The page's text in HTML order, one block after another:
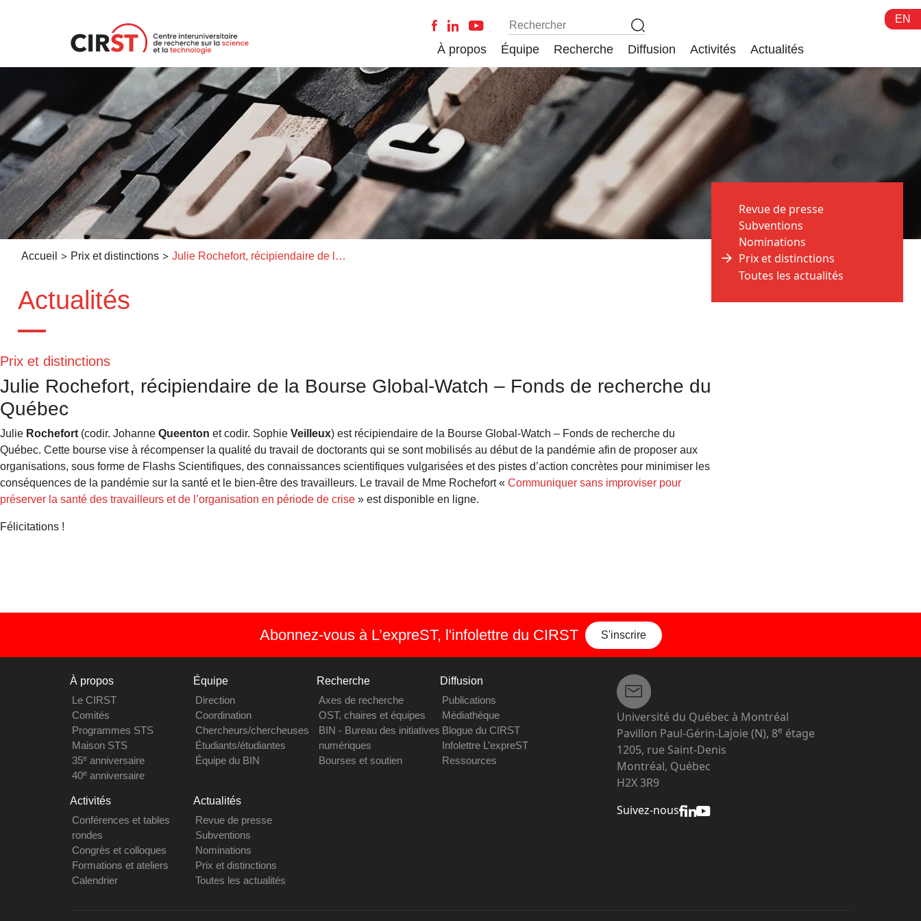
EN
À propos Équipe Recherche Diffusion Activités Actualités
Accueil > Prix et distinctions > Julie Rochefort, récipiendaire de la Bourse Global-Watch – Fonds de recherche du Québec
Actualités
Revue de presse
Subventions
Nominations
Prix et distinctions
Toutes les actualités
Prix et distinctions
Julie Rochefort, récipiendaire de la Bourse Global-Watch – Fonds de recherche du
Québec
Julie Rochefort (codir. Johanne Queenton et codir. Sophie Veilleux) est récipiendaire de la Bourse Global-Watch – Fonds de recherche du
Québec. Cette bourse vise à récompenser la qualité du travail de doctorants qui se sont mobilisés au début de la pandémie afin de proposer aux
organisations, sous forme de Flashs Scientifiques, des connaissances scientifiques vulgarisées et des pistes d’action concrètes pour minimiser les
conséquences de la pandémie sur la santé et le bien-être des travailleurs. Le travail de Mme Rochefort « Communiquer sans improviser pour
préserver la santé des travailleurs et de l’organisation en période de crise » est disponible en ligne.
Félicitations !
Abonnez-vous à L’expreST, l'infolettre du CIRST S'inscrire
À propos
Le CIRST
Comités
Programmes STS
Maison STS
35eanniversaire
40eanniversaire
Équipe
Direction
Coordination
Chercheurs/chercheuses
Étudiants/étudiantes
Équipe du BIN
Recherche
Axes de recherche
OST, chaires et équipes
BIN - Bureau des initiatives
numériques
Bourses et soutien
Diffusion
Publications
Médiathèque
Blogue du CIRST
Infolettre L’expreST
Ressources
Activités
Conférences et tables
rondes
Congrès et colloques
Formations et ateliers
Calendrier
Actualités
Revue de presse
Subventions
Nominations
Prix et distinctions
Toutes les actualités
Université du Québec à Montréal
Pavillon Paul-Gérin-Lajoie (N), 8e étage
1205, rue Saint-Denis
Montréal, Québec
H2X 3R9
Suivez-nous